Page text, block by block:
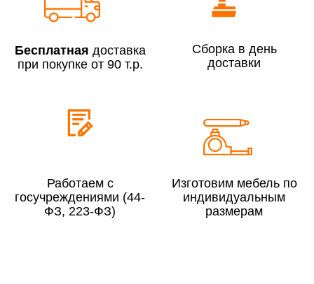
До 300 000 руб.
По Москве
По Московской области
4000 руб. в рабочее время
Бесплатная доставка
при покупке от 90 т.р.
Сборка в день
доставки
Работаем с
госучреждениями (44-
ФЗ, 223-ФЗ)
Изготовим мебель по
индивидуальным
размерам